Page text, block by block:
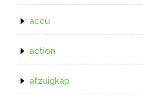
accu
action
afzuigkap